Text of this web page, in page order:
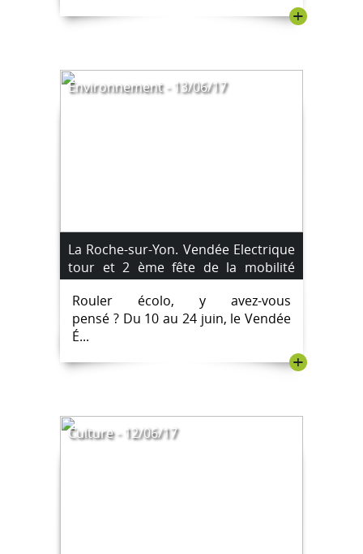
+
Environnement - 13/06/17
La Roche-sur-Yon. Vendée Electrique
tour et 2 ème fête de la mobilité
durable
Rouler écolo, y avez-vous
pensé ? Du 10 au 24 juin, le Vendée
É...
+
Culture - 12/06/17